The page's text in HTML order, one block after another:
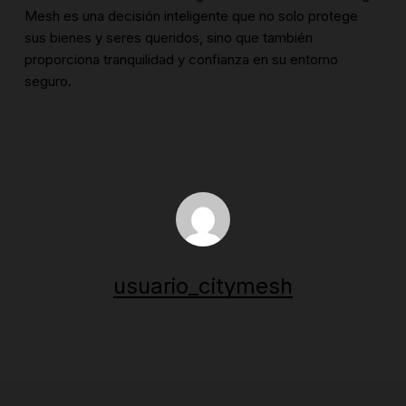
Mesh es una decisión inteligente que no solo protege
sus bienes y seres queridos, sino que también
proporciona tranquilidad y confianza en su entorno
seguro.
usuario_citymesh